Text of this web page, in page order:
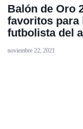
Balón de Oro
favoritos para
futbolista del
noviembre 22, 2021